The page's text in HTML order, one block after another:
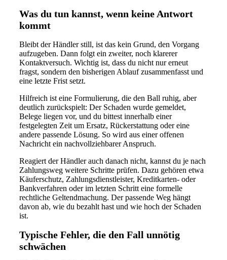
Was du tun kannst, wenn keine Antwort
kommt
Bleibt der Händler still, ist das kein Grund, den Vorgang
aufzugeben. Dann folgt ein zweiter, noch klarerer
Kontaktversuch. Wichtig ist, dass du nicht nur erneut
fragst, sondern den bisherigen Ablauf zusammenfasst und
eine letzte Frist setzt.
Hilfreich ist eine Formulierung, die den Ball ruhig, aber
deutlich zurückspielt: Der Schaden wurde gemeldet,
Belege liegen vor, und du bittest innerhalb einer
festgelegten Zeit um Ersatz, Rückerstattung oder eine
andere passende Lösung. So wird aus einer offenen
Nachricht ein nachvollziehbarer Anspruch.
Reagiert der Händler auch danach nicht, kannst du je nach
Zahlungsweg weitere Schritte prüfen. Dazu gehören etwa
Käuferschutz, Zahlungsdienstleister, Kreditkarten- oder
Bankverfahren oder im letzten Schritt eine formelle
rechtliche Geltendmachung. Der passende Weg hängt
davon ab, wie du bezahlt hast und wie hoch der Schaden
ist.
Typische Fehler, die den Fall unnötig
schwächen